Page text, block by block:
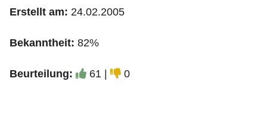
Erstellt am: 24.02.2005
Bekanntheit: 82%
Beurteilung: 61 | 0